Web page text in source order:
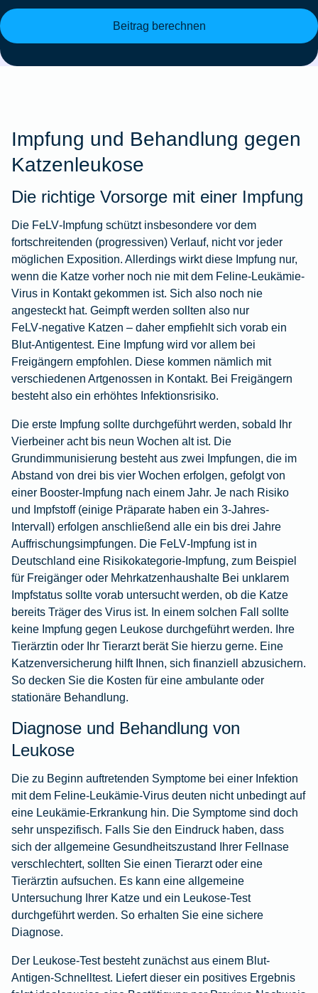
Beitrag berechnen
Impfung und Behandlung gegen
Katzenleukose
Die richtige Vorsorge mit einer Impfung
Die FeLV‑Impfung schützt insbesondere vor dem
fortschreitenden (progressiven) Verlauf, nicht vor jeder
möglichen Exposition. Allerdings wirkt diese Impfung nur,
wenn die Katze vorher noch nie mit dem Feline-Leukämie-
Virus in Kontakt gekommen ist. Sich also noch nie
angesteckt hat. Geimpft werden sollten also nur
FeLV‑negative Katzen – daher empfiehlt sich vorab ein
Blut‑Antigentest. Eine Impfung wird vor allem bei
Freigängern empfohlen. Diese kommen nämlich mit
verschiedenen Artgenossen in Kontakt. Bei Freigängern
besteht also ein erhöhtes Infektionsrisiko.
Die erste Impfung sollte durchgeführt werden, sobald Ihr
Vierbeiner acht bis neun Wochen alt ist. Die
Grundimmunisierung besteht aus zwei Impfungen, die im
Abstand von drei bis vier Wochen erfolgen, gefolgt von
einer Booster-Impfung nach einem Jahr. Je nach Risiko
und Impfstoff (einige Präparate haben ein 3-Jahres-
Intervall) erfolgen anschließend alle ein bis drei Jahre
Auffrischungsimpfungen. Die FeLV‑Impfung ist in
Deutschland eine Risikokategorie‑Impfung, zum Beispiel
für Freigänger oder Mehrkatzenhaushalte Bei unklarem
Impfstatus sollte vorab untersucht werden, ob die Katze
bereits Träger des Virus ist. In einem solchen Fall sollte
keine Impfung gegen Leukose durchgeführt werden. Ihre
Tierärztin oder Ihr Tierarzt berät Sie hierzu gerne. Eine
Katzenversicherung hilft Ihnen, sich finanziell abzusichern.
So decken Sie die Kosten für eine ambulante oder
stationäre Behandlung.
Diagnose und Behandlung von
Leukose
Die zu Beginn auftretenden Symptome bei einer Infektion
mit dem Feline-Leukämie-Virus deuten nicht unbedingt auf
eine Leukämie-Erkrankung hin. Die Symptome sind doch
sehr unspezifisch. Falls Sie den Eindruck haben, dass
sich der allgemeine Gesundheitszustand Ihrer Fellnase
verschlechtert, sollten Sie einen Tierarzt oder eine
Tierärztin aufsuchen. Es kann eine allgemeine
Untersuchung Ihrer Katze und ein Leukose-Test
durchgeführt werden. So erhalten Sie eine sichere
Diagnose.
Der Leukose-Test besteht zunächst aus einem Blut-
Antigen-Schnelltest. Liefert dieser ein positives Ergebnis